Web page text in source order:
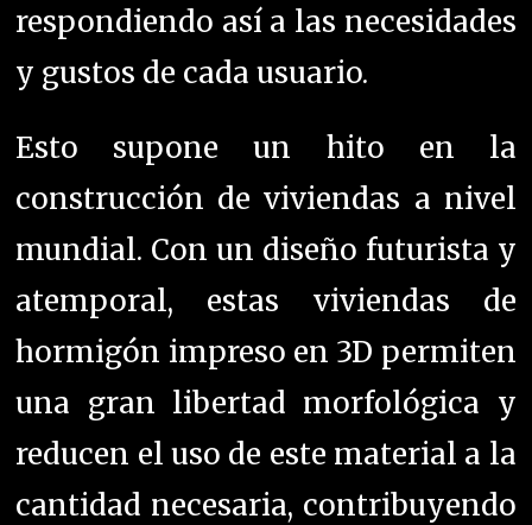
respondiendo así a las necesidades
y gustos de cada usuario.
Esto supone un hito en la
construcción de viviendas a nivel
mundial. Con un diseño futurista y
atemporal, estas viviendas de
hormigón impreso en 3D permiten
una gran libertad morfológica y
reducen el uso de este material a la
cantidad necesaria, contribuyendo